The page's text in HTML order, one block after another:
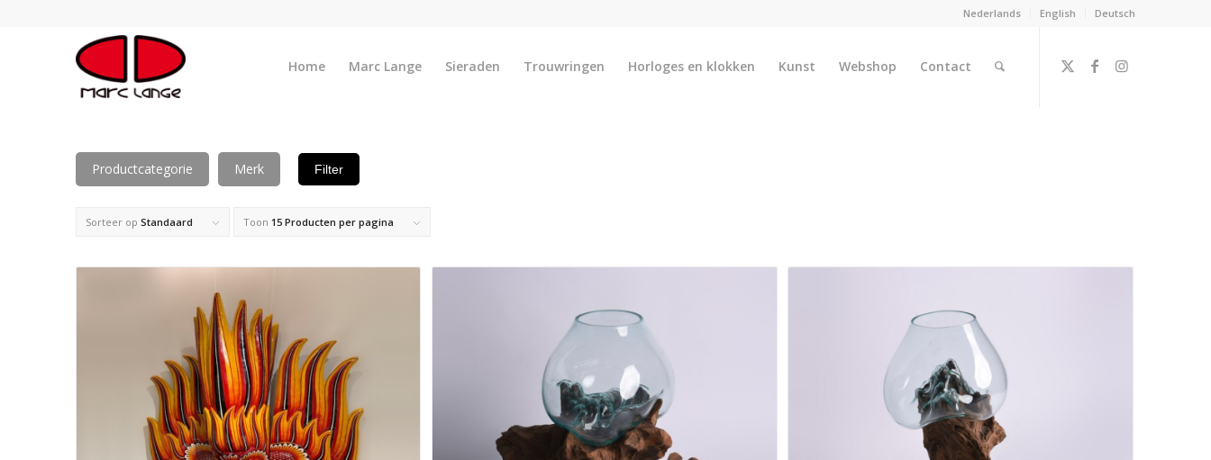
Nederlands English Deutsch
Home Marc Lange Sieraden Trouwringen Horloges en klokken Kunst Webshop Contact
Productcategorie Merk Filter
Sorteer op Standaard Toon 15 Producten per pagina